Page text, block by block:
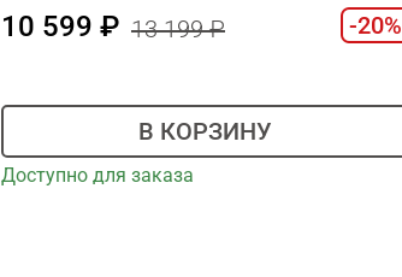
10 599 13 199 -20%
В КОРЗИНУ
Доступно для заказа